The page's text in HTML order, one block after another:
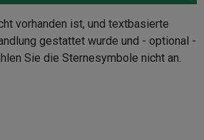
vorhanden ist, und textbasierte
gestattet wurde und - optional -
Sie die Sternesymbole nicht an.